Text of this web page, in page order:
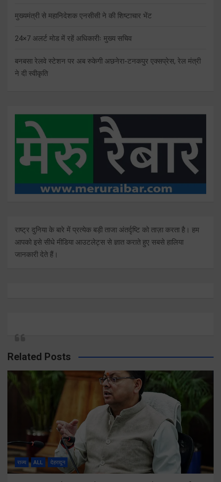
मुख्यमंत्री से महानिदेशक एनसीसी ने की शिष्टाचार भेंट
24×7 अलर्ट मोड में रहें अधिकारीः मुख्य सचिव
बनबसा रेलवे स्टेशन पर अब रुकेगी अछनेरा-टनकपुर एक्सप्रेस, रेल मंत्री
ने दी स्वीकृति
राष्ट्र दुनिया के बारे में प्रत्येक बड़ी ताजा अंतर्दृष्टि को ताज़ा करता है। हम
आपको इसे सीधे मीडिया आउटलेट्स से ज्ञात कराते हुए सबसे हालिया
जानकारी देते हैं।
Related Posts
राज्य ALL देहरादून